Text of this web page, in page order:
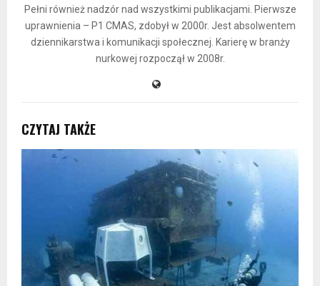
Pełni również nadzór nad wszystkimi publikacjami. Pierwsze
uprawnienia – P1 CMAS, zdobył w 2000r. Jest absolwentem
dziennikarstwa i komunikacji społecznej. Karierę w branży
nurkowej rozpoczął w 2008r.
CZYTAJ TAKŻE